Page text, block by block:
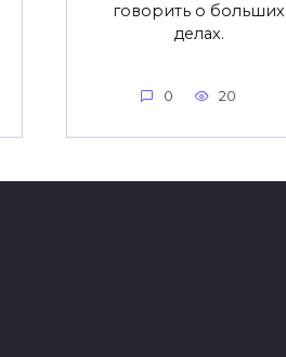
говорить о больших
делах.
0 20